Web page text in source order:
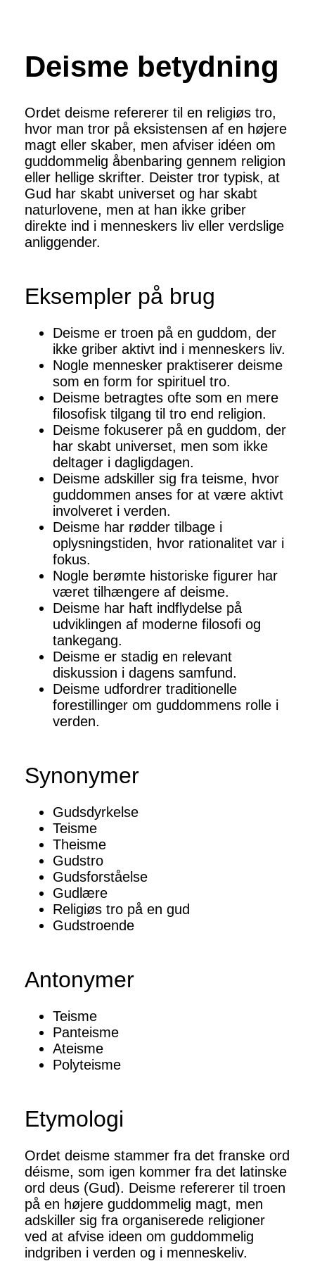
Deisme betydning
Ordet deisme refererer til en religiøs tro,
hvor man tror på eksistensen af en højere
magt eller skaber, men afviser idéen om
guddommelig åbenbaring gennem religion
eller hellige skrifter. Deister tror typisk, at
Gud har skabt universet og har skabt
naturlovene, men at han ikke griber
direkte ind i menneskers liv eller verdslige
anliggender.
Eksempler på brug
Deisme er troen på en guddom, der
ikke griber aktivt ind i menneskers liv.
Nogle mennesker praktiserer deisme
som en form for spirituel tro.
Deisme betragtes ofte som en mere
filosofisk tilgang til tro end religion.
Deisme fokuserer på en guddom, der
har skabt universet, men som ikke
deltager i dagligdagen.
Deisme adskiller sig fra teisme, hvor
guddommen anses for at være aktivt
involveret i verden.
Deisme har rødder tilbage i
oplysningstiden, hvor rationalitet var i
fokus.
Nogle berømte historiske figurer har
været tilhængere af deisme.
Deisme har haft indflydelse på
udviklingen af moderne filosofi og
tankegang.
Deisme er stadig en relevant
diskussion i dagens samfund.
Deisme udfordrer traditionelle
forestillinger om guddommens rolle i
verden.
Synonymer
Gudsdyrkelse
Teisme
Theisme
Gudstro
Gudsforståelse
Gudlære
Religiøs tro på en gud
Gudstroende
Antonymer
Teisme
Panteisme
Ateisme
Polyteisme
Etymologi
Ordet deisme stammer fra det franske ord
déisme, som igen kommer fra det latinske
ord deus (Gud). Deisme refererer til troen
på en højere guddommelig magt, men
adskiller sig fra organiserede religioner
ved at afvise ideen om guddommelig
indgriben i verden og i menneskeliv.